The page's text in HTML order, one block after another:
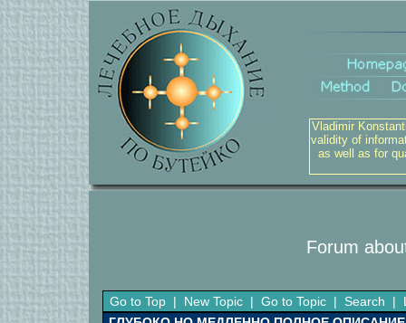
Vladimir
validity of
as well as for
Forum
Go to Top | New Topic | Go to Topic | Search |